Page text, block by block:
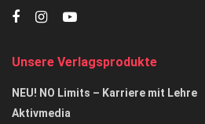
Unsere Verlagsprodukte
NEU! NO Limits – Karriere mit Lehre
Aktivmedia